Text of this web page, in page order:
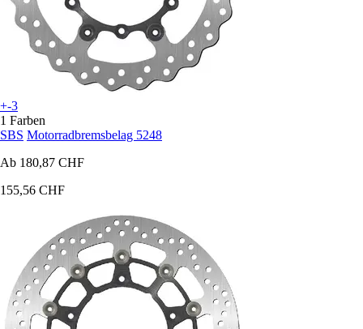
+-3
1 Farben
SBS Motorradbremsbelag 5248
Ab 180,87 CHF
155,56 CHF